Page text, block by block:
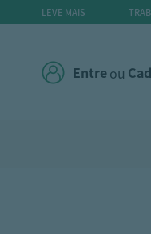
LEVE MAIS
Entreou